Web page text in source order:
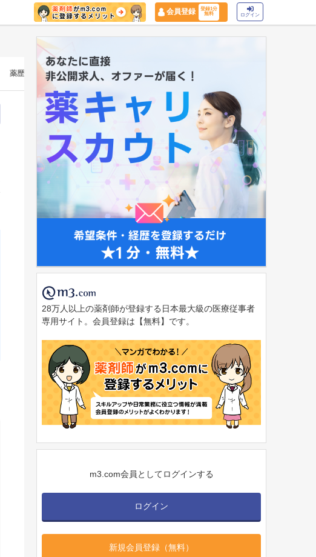
会員登録
登録1分
無料
ログイン
薬歴 マイナ保険証
28万人以上の薬剤師が登録する日本最大級の医療従事者
専用サイト。会員登録は【無料】です。
m3.com会員としてログインする
ログイン
新規会員登録（無料）